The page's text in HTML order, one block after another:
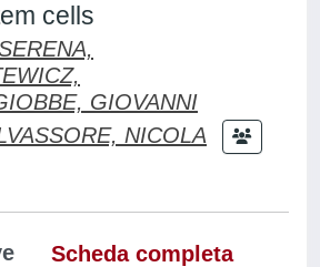
cells
GIOVANNI
NICOLA
Scheda completa